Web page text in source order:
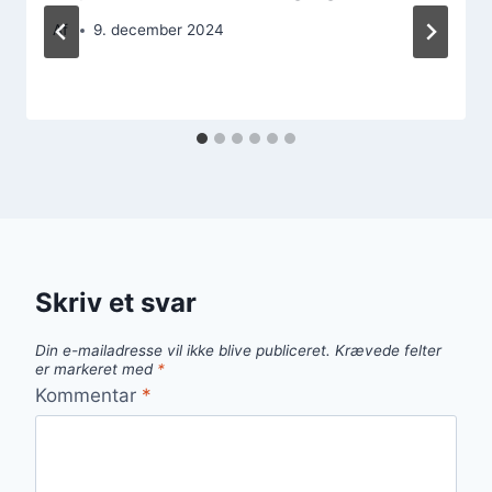
Af 9. december 2024
Skriv et svar
Din e-mailadresse vil ikke blive publiceret. Krævede felter
er markeret med *
Kommentar *